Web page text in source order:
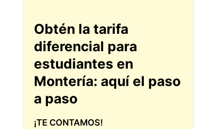
Obtén la tarifa
diferencial para
estudiantes en
Montería: aquí el paso
a paso
¡TE CONTAMOS!